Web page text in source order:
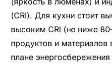
(CRI). Для кухни стоит
высоким CRI (не ниже
продуктов и материалов
плане